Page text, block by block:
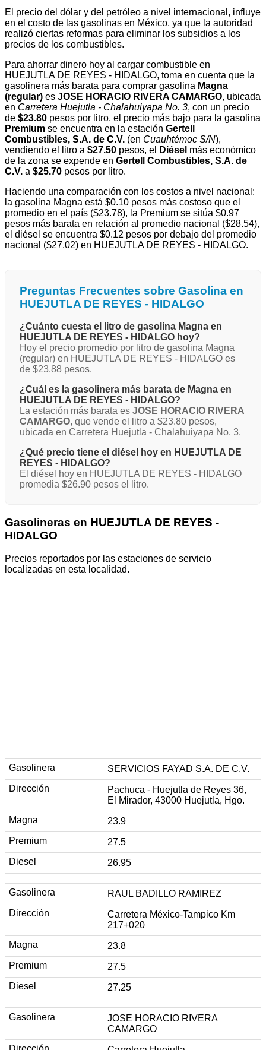
El precio del dólar y del petróleo a nivel internacional, influye
en el costo de las gasolinas en México, ya que la autoridad
realizó ciertas reformas para eliminar los subsidios a los
precios de los combustibles.
Para ahorrar dinero hoy al cargar combustible en
HUEJUTLA DE REYES - HIDALGO, toma en cuenta que la
gasolinera más barata para comprar gasolina Magna
(regular) es JOSE HORACIO RIVERA CAMARGO, ubicada
en Carretera Huejutla - Chalahuiyapa No. 3, con un precio
de $23.80 pesos por litro, el precio más bajo para la gasolina
Premium se encuentra en la estación Gertell
Combustibles, S.A. de C.V. (en Cuauhtémoc S/N),
vendiendo el litro a $27.50 pesos, el Diésel más económico
de la zona se expende en Gertell Combustibles, S.A. de
C.V. a $25.70 pesos por litro.
Haciendo una comparación con los costos a nivel nacional:
la gasolina Magna está $0.10 pesos más costoso que el
promedio en el país ($23.78), la Premium se sitúa $0.97
pesos más barata en relación al promedio nacional ($28.54),
el diésel se encuentra $0.12 pesos por debajo del promedio
nacional ($27.02) en HUEJUTLA DE REYES - HIDALGO.
Preguntas Frecuentes sobre Gasolina en
HUEJUTLA DE REYES - HIDALGO
¿Cuánto cuesta el litro de gasolina Magna en
HUEJUTLA DE REYES - HIDALGO hoy?
Hoy el precio promedio por litro de gasolina Magna
(regular) en HUEJUTLA DE REYES - HIDALGO es
de $23.88 pesos.
¿Cuál es la gasolinera más barata de Magna en
HUEJUTLA DE REYES - HIDALGO?
La estación más barata es JOSE HORACIO RIVERA
CAMARGO, que vende el litro a $23.80 pesos,
ubicada en Carretera Huejutla - Chalahuiyapa No. 3.
¿Qué precio tiene el diésel hoy en HUEJUTLA DE
REYES - HIDALGO?
El diésel hoy en HUEJUTLA DE REYES - HIDALGO
promedia $26.90 pesos el litro.
Gasolineras en HUEJUTLA DE REYES -
HIDALGO
Precios reportados por las estaciones de servicio
localizadas en esta localidad.
SERVICIOS FAYAD S.A. DE C.V.
Pachuca - Huejutla de Reyes 36,
El Mirador, 43000 Huejutla, Hgo.
23.9
27.5
26.95
RAUL BADILLO RAMIREZ
Carretera México-Tampico Km
217+020
23.8
27.5
27.25
JOSE HORACIO RIVERA
CAMARGO